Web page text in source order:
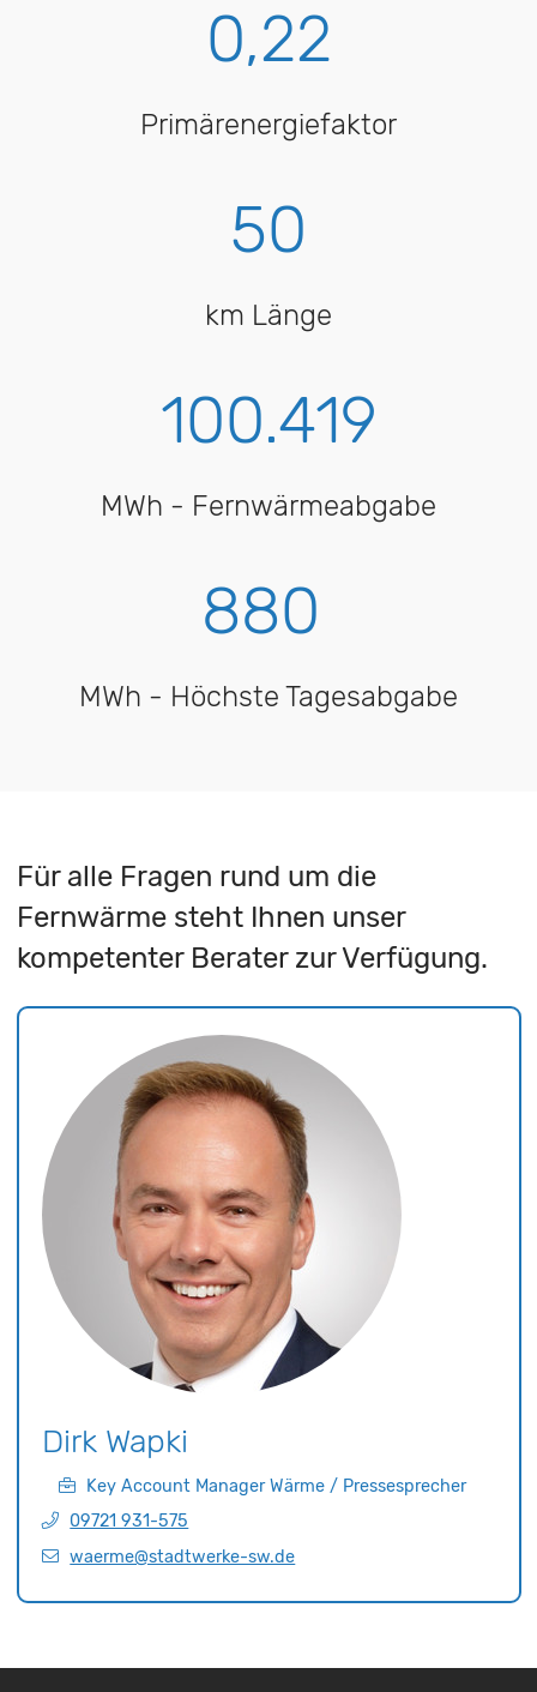
0,22
Primärenergiefaktor
50
km Länge
100.419
MWh - Fernwärmeabgabe
880
MWh - Höchste Tagesabgabe
Für alle Fragen rund um die
Fernwärme steht Ihnen unser
kompetenter Berater zur Verfügung.
Dirk Wapki
Key Account Manager Wärme / Pressesprecher
09721 931-575
waerme@stadtwerke-sw.de